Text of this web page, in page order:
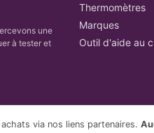
une
à tester et
Thermomètres
Marques
Outil d'aide au
via nos liens partenaires.